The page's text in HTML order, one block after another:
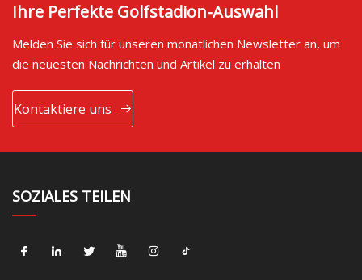
Ihre Perfekte Golfstadion-Auswahl
Melden Sie sich für unseren monatlichen Newsletter an, um
die neuesten Nachrichten und Artikel zu erhalten
Kontaktiere uns
SOZIALES TEILEN